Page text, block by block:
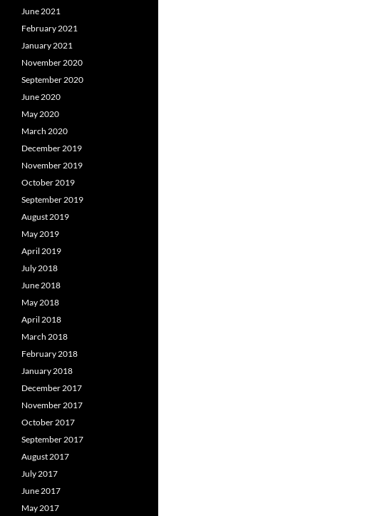
June 2021
February 2021
January 2021
November 2020
September 2020
June 2020
May 2020
March 2020
December 2019
November 2019
October 2019
September 2019
August 2019
May 2019
April 2019
July 2018
June 2018
May 2018
April 2018
March 2018
February 2018
January 2018
December 2017
November 2017
October 2017
September 2017
August 2017
July 2017
June 2017
May 2017